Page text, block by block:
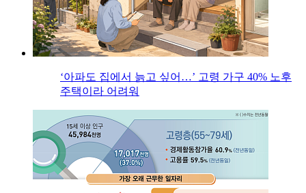
‘아파도 집에서 늙고 싶어…’ 고령 가구 40% 노후
주택이라 어려워